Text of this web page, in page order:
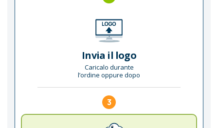
Invia il logo
Caricalo durante
l’ordine oppure dopo
3